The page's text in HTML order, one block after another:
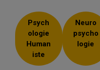
Psych
ologie
Human
iste
Neuro
psycho
logie